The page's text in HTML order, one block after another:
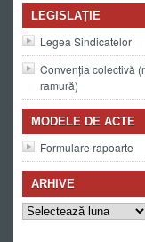
LEGISLAȚIE
Legea Sindicatelor
Convenția colectivă
ramură)
MODELE DE ACTE
Formulare rapoarte
ARHIVE
Arhive